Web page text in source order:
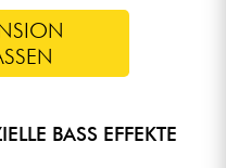
BASS EFFEKTE